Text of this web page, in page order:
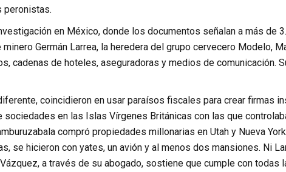
peronistas.
en México, donde los documentos señalan a más de
Germán Larrea, la heredera del grupo cervecero Modelo,
cadenas de hoteles, aseguradoras y medios de comunicación.
coincidieron en usar paraísos fiscales para crear firmas
sociedades en las Islas Vírgenes Británicas con las que
compró propiedades millonarias en Utah y Nueva
se hicieron con yates, un avión y al menos dos mansiones. Ni
a través de su abogado, sostiene que cumple con